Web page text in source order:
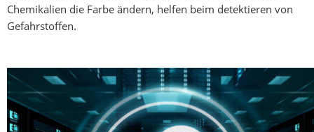
Chemikalien die Farbe ändern, helfen beim detektieren von
Gefahrstoffen.